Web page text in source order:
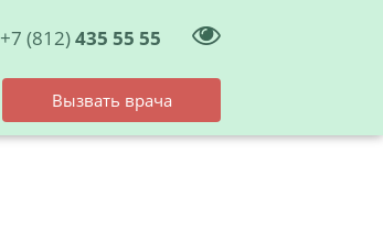
+7 (812)435 55 55
Вызвать врача